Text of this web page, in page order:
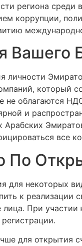
региона среди
коррупции,
Вашего
личности
который
не облагаются
и
Арабских
все
По
для некоторых
к реализации
При
для открытия